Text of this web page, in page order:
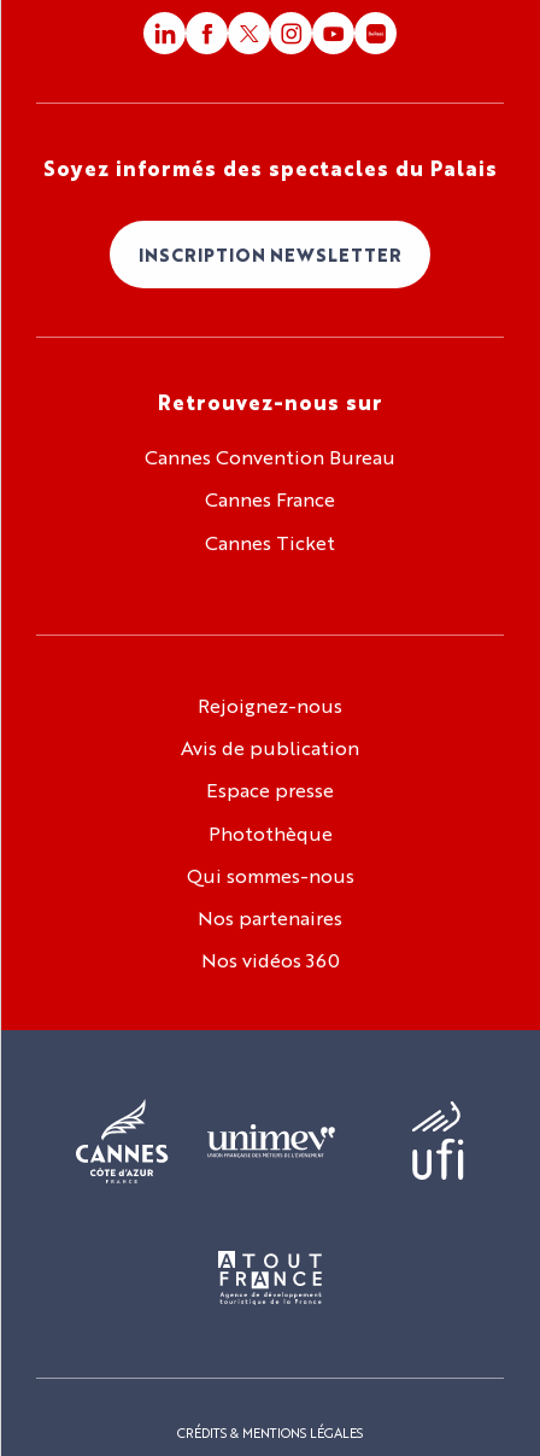
Soyez informés des spectacles du Palais
INSCRIPTION NEWSLETTER
Retrouvez-nous sur
Cannes Convention Bureau
Cannes France
Cannes Ticket
Rejoignez-nous
Avis de publication
Espace presse
Photothèque
Qui sommes-nous
Nos partenaires
Nos vidéos 360
CRÉDITS & MENTIONS LÉGALES